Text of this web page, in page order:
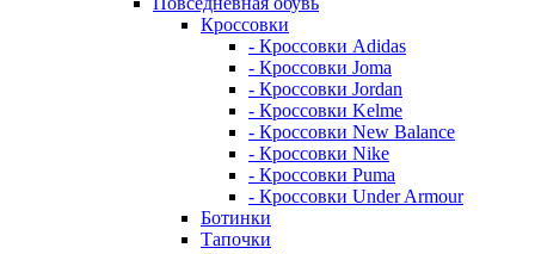
Кроссовки
- Кроссовки Adidas
- Кроссовки Joma
- Кроссовки Jordan
- Кроссовки Kelme
- Кроссовки New Balance
- Кроссовки Nike
- Кроссовки Puma
- Кроссовки Under Armour
Ботинки
Тапочки